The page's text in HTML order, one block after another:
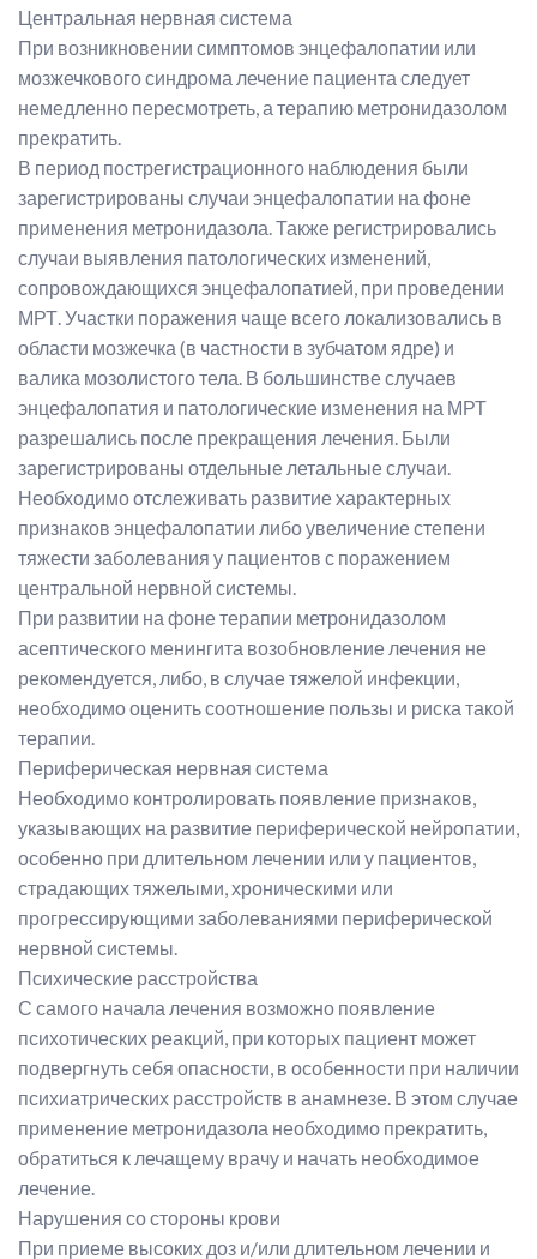
Центральная нервная система
При возникновении симптомов энцефалопатии или
мозжечкового синдрома лечение пациента следует
немедленно пересмотреть, а терапию метронидазолом
прекратить.
В период пострегистрационного наблюдения были
зарегистрированы случаи энцефалопатии на фоне
применения метронидазола. Также регистрировались
случаи выявления патологических изменений,
сопровождающихся энцефалопатией, при проведении
МРТ. Участки поражения чаще всего локализовались в
области мозжечка (в частности в зубчатом ядре) и
валика мозолистого тела. В большинстве случаев
энцефалопатия и патологические изменения на МРТ
разрешались после прекращения лечения. Были
зарегистрированы отдельные летальные случаи.
Необходимо отслеживать развитие характерных
признаков энцефалопатии либо увеличение степени
тяжести заболевания у пациентов с поражением
центральной нервной системы.
При развитии на фоне терапии метронидазолом
асептического менингита возобновление лечения не
рекомендуется, либо, в случае тяжелой инфекции,
необходимо оценить соотношение пользы и риска такой
терапии.
Периферическая нервная система
Необходимо контролировать появление признаков,
указывающих на развитие периферической нейропатии,
особенно при длительном лечении или у пациентов,
страдающих тяжелыми, хроническими или
прогрессирующими заболеваниями периферической
нервной системы.
Психические расстройства
С самого начала лечения возможно появление
психотических реакций, при которых пациент может
подвергнуть себя опасности, в особенности при наличии
психиатрических расстройств в анамнезе. В этом случае
применение метронидазола необходимо прекратить,
обратиться к лечащему врачу и начать необходимое
лечение.
Нарушения со стороны крови
При приеме высоких доз и/или длительном лечении и